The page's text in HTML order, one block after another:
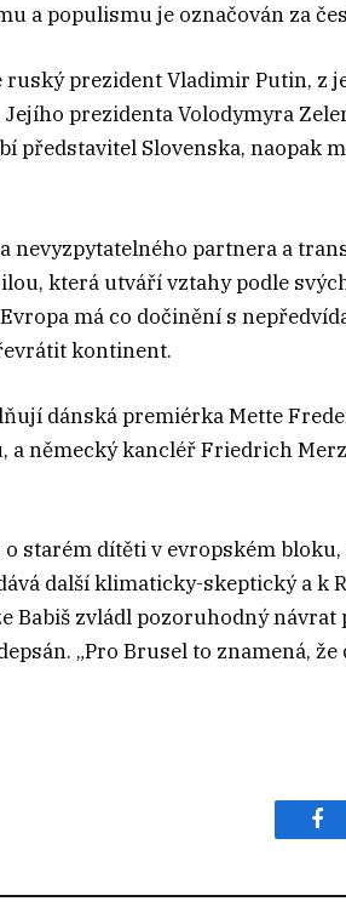
a populismu je označován za
ruský prezident Vladimir Putin, z
prezidenta Volodymyra
představitel Slovenska, naopak
nevyzpytatelného partnera a
která utváří vztahy podle
má co dočinění s
kontinent.
dánská premiérka Mette
a německý kancléř Friedrich
o starém dítěti v evropském
další klimaticky-skeptický a k
Babiš zvládl pozoruhodný
„Pro Brusel to znamená,